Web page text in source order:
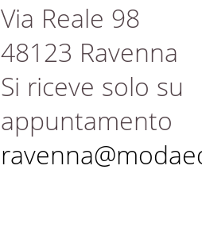
Via Reale 98
48123 Ravenna
Si riceve solo su
appuntamento